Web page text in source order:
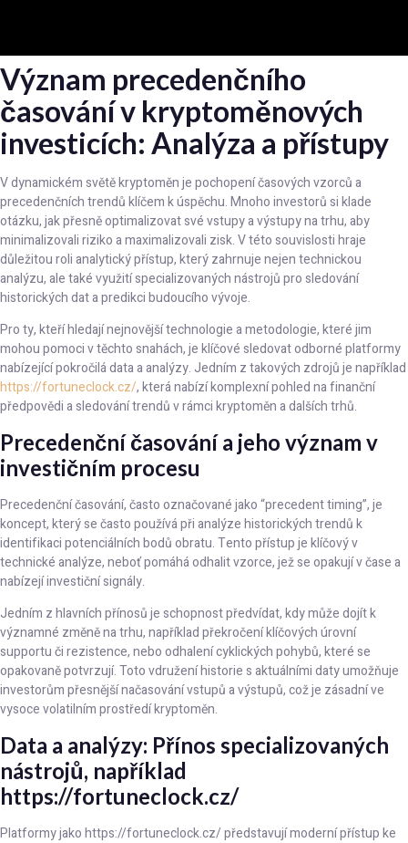
Význam precedenčního
časování v kryptoměnových
investicích: Analýza a přístupy
V dynamickém světě kryptoměn je pochopení časových vzorců a
precedenčních trendů klíčem k úspěchu. Mnoho investorů si klade
otázku, jak přesně optimalizovat své vstupy a výstupy na trhu, aby
minimalizovali riziko a maximalizovali zisk. V této souvislosti hraje
důležitou roli analytický přístup, který zahrnuje nejen technickou
analýzu, ale také využití specializovaných nástrojů pro sledování
historických dat a predikci budoucího vývoje.
Pro ty, kteří hledají nejnovější technologie a metodologie, které jim
mohou pomoci v těchto snahách, je klíčové sledovat odborné platformy
nabízející pokročilá data a analýzy. Jedním z takových zdrojů je například
https://fortuneclock.cz/, která nabízí komplexní pohled na finanční
předpovědi a sledování trendů v rámci kryptoměn a dalších trhů.
Precedenční časování a jeho význam v
investičním procesu
Precedenční časování, často označované jako “precedent timing”, je
koncept, který se často používá při analýze historických trendů k
identifikaci potenciálních bodů obratu. Tento přístup je klíčový v
technické analýze, neboť pomáhá odhalit vzorce, jež se opakují v čase a
nabízejí investiční signály.
Jedním z hlavních přínosů je schopnost předvídat, kdy může dojít k
významné změně na trhu, například překročení klíčových úrovní
supportu či rezistence, nebo odhalení cyklických pohybů, které se
opakovaně potvrzují. Toto vdružení historie s aktuálními daty umožňuje
investorům přesnější načasování vstupů a výstupů, což je zásadní ve
vysoce volatilním prostředí kryptoměn.
Data a analýzy: Přínos specializovaných
nástrojů, například
https://fortuneclock.cz/
Platformy jako https://fortuneclock.cz/ představují moderní přístup ke